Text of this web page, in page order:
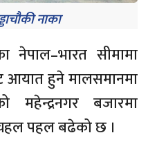
नाका
नेपाल–भारत सीमामा
आयात हुने मालसमानमा
महेन्द्रनगर बजारमा
पहल बढेको छ ।